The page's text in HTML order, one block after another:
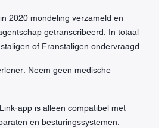
2020 mondeling verzameld en
getranscribeerd. In totaal
of Franstaligen ondervraagd.
Neem geen medische
app is alleen compatibel met
en besturingssystemen.